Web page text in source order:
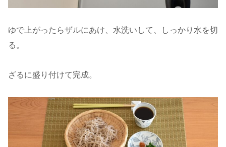
ゆで上がったらザルにあけ、水洗いして、しっかり水を切
る。
ざるに盛り付けて完成。